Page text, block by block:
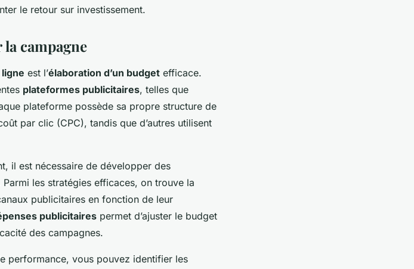
le retour sur investissement.
campagne
est l’élaboration d’un budget efficace.
plateformes publicitaires, telles que
plateforme possède sa propre structure de
par clic (CPC), tandis que d’autres utilisent
il est nécessaire de développer des
les stratégies efficaces, on trouve la
publicitaires en fonction de leur
publicitaires permet d’ajuster le budget
des campagnes.
performance, vous pouvez identifier les